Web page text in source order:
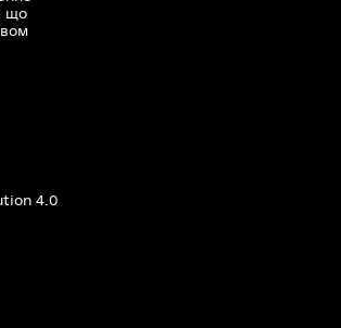
що
4.0